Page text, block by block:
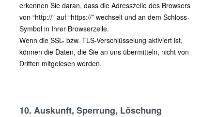
erkennen Sie daran, dass die Adresszeile des Browsers
von “http://” auf “https://” wechselt und an dem Schloss-
Symbol in Ihrer Browserzeile.
Wenn die SSL- bzw. TLS-Verschlüsselung aktiviert ist,
können die Daten, die Sie an uns übermitteln, nicht von
Dritten mitgelesen werden.
10. Auskunft, Sperrung, Löschung